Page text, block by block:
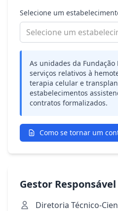
Selecione um
Selecione um
As unidades da
serviços relativos à
terapia celular e
estabelecimentos
contratos formalizados.
Como se tornar um
Gestor Responsável
Diretoria Técnico-